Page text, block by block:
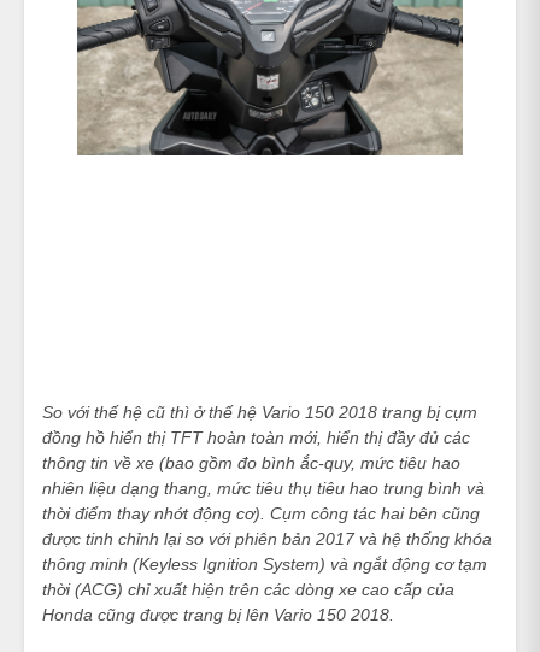
So với thế hệ cũ thì ở thế hệ Vario 150 2018 trang bị cụm
đồng hồ hiển thị TFT hoàn toàn mới, hiển thị đầy đủ các
thông tin về xe (bao gồm đo bình ắc-quy, mức tiêu hao
nhiên liệu dạng thang, mức tiêu thụ tiêu hao trung bình và
thời điểm thay nhớt động cơ). Cụm công tác hai bên cũng
được tinh chỉnh lại so với phiên bản 2017 và hệ thống khóa
thông minh (Keyless Ignition System) và ngắt động cơ tạm
thời (ACG) chỉ xuất hiện trên các dòng xe cao cấp của
Honda cũng được trang bị lên Vario 150 2018.